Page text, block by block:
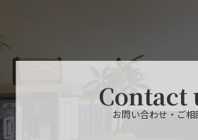
Contact
お問い合わせ・ご相